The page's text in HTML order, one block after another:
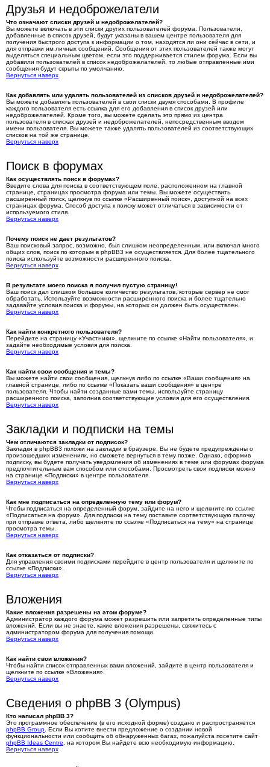
Друзья и недоброжелатели
Что означают списки друзей и недоброжелателей?
Вы можете включать в эти списки других пользователей форума. Пользователи,
добавленные в список друзей, будут указаны в вашем центре пользователя для
получения быстрого доступа к информации о том, находятся ли они сейчас в сети, и
для отправки им личных сообщений. Сообщения от этих пользователей также могут
выделяться специальным цветом, если это поддерживается стилем форума. Если вы
добавили пользователей в список недоброжелателей, то любые отправленные ими
сообщения будут скрыты по умолчанию.
Вернуться наверх
Как добавлять или удалять пользователей из списков друзей и недоброжелателей?
Вы можете добавлять пользователей в свои списки двумя способами. В профиле
каждого пользователя есть ссылка для его добавления в список друзей или
недоброжелателей. Кроме того, вы можете сделать это прямо из центра
пользователя в списках друзей и недоброжелателей, непосредственным вводом
имени пользователя. Вы можете также удалять пользователей из соответствующих
списков на той же странице.
Вернуться наверх
Поиск в форумах
Как осуществлять поиск в форумах?
Введите слова для поиска в соответствующем поле, расположенном на главной
странице, страницах просмотра форума или темы. Вы можете осуществить
расширенный поиск, щелкнув по ссылке «Расширенный поиск», доступной на всех
страницах форума. Способ доступа к поиску может отличаться в зависимости от
используемого стиля.
Вернуться наверх
Почему поиск не дает результатов?
Ваш поисковый запрос, возможно, был слишком неопределенным, или включал много
общих слов, поиск по которым в phpBB3 не осуществляется. Для более тщательного
поиска используйте возможности расширенного поиска.
Вернуться наверх
В результате моего поиска я получил пустую страницу!
Ваш поиск дал слишком большое количество результатов, которые сервер не смог
обработать. Используйте возможности расширенного поиска и более тщательно
задавайте условия поиска и форумы, на которых он должен быть осуществлен.
Вернуться наверх
Как найти конкретного пользователя?
Перейдите на страницу «Участники», щелкните по ссылке «Найти пользователя», и
задайте необходимые условия для поиска.
Вернуться наверх
Как найти свои сообщения и темы?
Вы можете найти свои сообщения, щелкнув либо по ссылке «Ваши сообщения» на
главной странице, либо по ссылке «Показать ваши сообщения» в центре
пользователя. Чтобы найти созданные вами темы, используйте страницу
расширенного поиска, заполнив соответствующие условия для его осуществления.
Вернуться наверх
Закладки и подписки на темы
Чем отличаются закладки от подписок?
Закладки в phpBB3 похожи на закладки в браузере. Вы не будете предупреждены о
произошедших изменениях, но сможете вернуться в тему позже. Однако, оформив
подписку, вы будете получать уведомления об изменениях в теме или форумах форума
предпочтительным вам способом или способами. Просмотреть свои подписки можно
на странице «Подписки» в центре пользователя.
Вернуться наверх
Как мне подписаться на определенную тему или форум?
Чтобы подписаться на определенный форум, зайдите на него и щелкните по ссылке
«Подписаться на форум». Для подписки на тему поставьте соответствующую галочку
при отправке ответа, либо щелкните по ссылке «Подписаться на тему» на странице
просмотра темы.
Вернуться наверх
Как отказаться от подписки?
Для управления своими подписками перейдите в центр пользователя и щелкните по
ссылке «Подписки».
Вернуться наверх
Вложения
Какие вложения разрешены на этом форуме?
Администратор каждого форума может разрешить или запретить определенные типы
вложений. Если вы не знаете, какие вложения разрешены, свяжитесь с
администратором форума для получения помощи.
Вернуться наверх
Как найти свои вложения?
Чтобы найти список отправленных вами вложений, зайдите в центр пользователя и
щелкните по ссылке «Вложения».
Вернуться наверх
Сведения о phpBB 3 (Olympus)
Кто написал phpBB 3?
Это программное обеспечение (в его исходной форме) создано и распространяется
phpBB Group . Если Вы хотите внести предложение о создании новой
функциональности или сообщить об обнаруженных багах, пожалуйста посетите сайт
phpBB Ideas Centre , на котором Вы найдете всю необходимую информацию.
Вернуться наверх